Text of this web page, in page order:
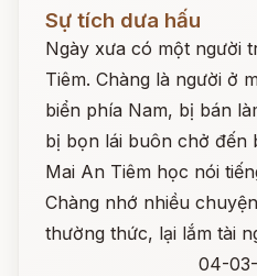
Sự tích dưa hấu
Ngày xưa có một người
Tiêm. Chàng là người ở
biển phía Nam, bị bán
bị bọn lái buôn chở đến
Mai An Tiêm học nói
Chàng nhớ nhiều
thường thức, lại lắm tài
04-